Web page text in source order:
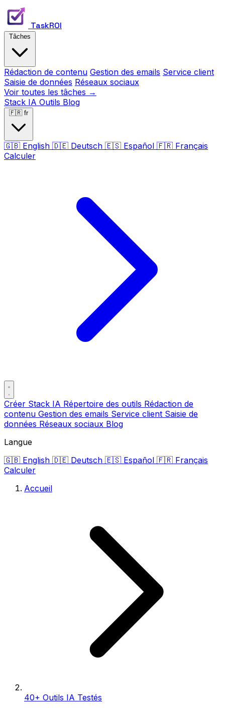
TaskROI
Rédaction de contenu Gestion des emails Service client
Saisie de données Réseaux sociaux
Voir toutes les tâches →
Stack IA Outils Blog
🇫🇷 fr
🇬🇧 English 🇩🇪 Deutsch 🇪🇸 Español 🇫🇷 Français
Calculer
Créer Stack IA Répertoire des outils Rédaction de
contenu Gestion des emails Service client Saisie de
données Réseaux sociaux Blog
Langue
🇬🇧 English 🇩🇪 Deutsch 🇪🇸 Español 🇫🇷 Français
Calculer
Accueil
40+ Outils IA Testés